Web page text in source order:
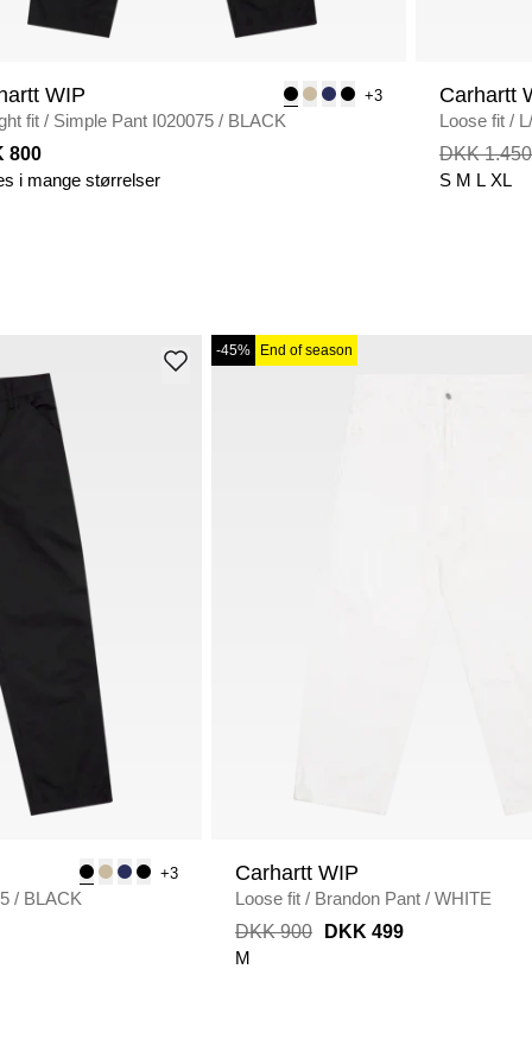
WIP +3
fit / Simple Pant I020075 / BLACK
800
i mange størrelser
Carhartt
Loose fit /
DKK 1.450
S M L XL
+3
/ BLACK
-45% End of season
Carhartt WIP
Loose fit / Brandon Pant / WHITE
DKK 900
DKK 499
M